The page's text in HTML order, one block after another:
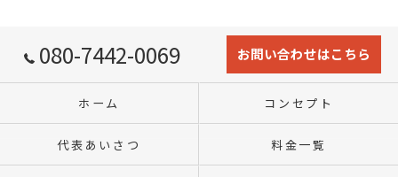
080-7442-0069 お問い合わせはこちら
ホーム コンセプト
代表あいさつ 料金一覧